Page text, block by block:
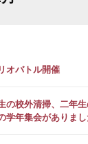
オバトル開催
の校外清掃、二年
学年集会がありまし